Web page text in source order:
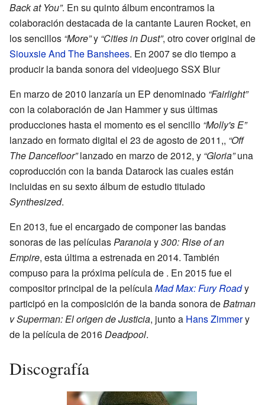
Back at You”. En su quinto álbum encontramos la
colaboración destacada de la cantante Lauren Rocket, en
los sencillos “More”y “Cities in Dust”, otro cover original de
Siouxsie And The Banshees. En 2007 se dio tiempo a
producir la banda sonora del videojuego SSX Blur
En marzo de 2010 lanzaría un EP denominado “Fairlight”
con la colaboración de Jan Hammer y sus últimas
producciones hasta el momento es el sencillo “Molly's E”
lanzado en formato digital el 23 de agosto de 2011,, “Off
The Dancefloor”lanzado en marzo de 2012, y “Gloria”una
coproducción con la banda Datarock las cuales están
incluidas en su sexto álbum de estudio titulado
Synthesized.
En 2013, fue el encargado de componer las bandas
sonoras de las películasParanoiay300: Rise of an
Empire, esta última a estrenada en 2014. También
compuso para la próxima película de . En 2015 fue el
compositor principal de la películaMad Max: Fury Roady
participó en la composición de la banda sonora deBatman
v Superman: El origen de Justicia, junto a Hans Zimmery
de la película de 2016Deadpool.
Discografía